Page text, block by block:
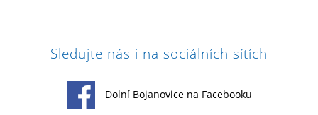
Sledujte nás i na sociálních sítích
Dolní Bojanovice na Facebooku